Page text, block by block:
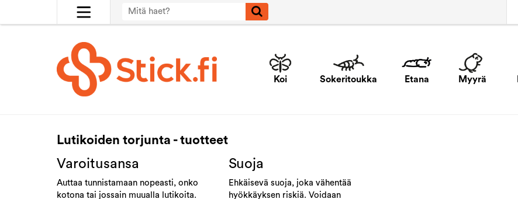
Koi Sokeritoukka Etana Myyrä
Lutikoiden torjunta - tuotteet
Varoitusansa
Auttaa tunnistamaan nopeasti, onko
kotona tai jossain muualla lutikoita.
Suoja
Ehkäisevä suoja, joka vähentää
hyökkäyksen riskiä. Voidaan